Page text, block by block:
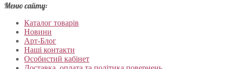
Меню сайту:
Каталог товарів
Новини
Арт-Блог
Наші контакти
Особистий кабінет